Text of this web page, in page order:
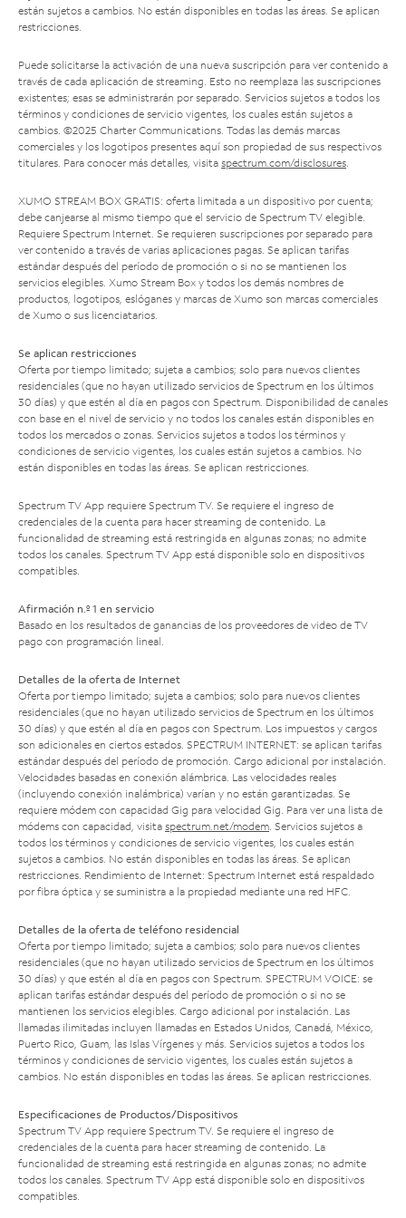
están sujetos a cambios. No están disponibles en todas las áreas. Se aplican
restricciones.
Puede solicitarse la activación de una nueva suscripción para ver contenido a
través de cada aplicación de streaming. Esto no reemplaza las suscripciones
existentes; esas se administrarán por separado. Servicios sujetos a todos los
términos y condiciones de servicio vigentes, los cuales están sujetos a
cambios. ©2025 Charter Communications. Todas las demás marcas
comerciales y los logotipos presentes aquí son propiedad de sus respectivos
titulares. Para conocer más detalles, visita spectrum.com/disclosures.
XUMO STREAM BOX GRATIS: oferta limitada a un dispositivo por cuenta;
debe canjearse al mismo tiempo que el servicio de Spectrum TV elegible.
Requiere Spectrum Internet. Se requieren suscripciones por separado para
ver contenido a través de varias aplicaciones pagas. Se aplican tarifas
estándar después del período de promoción o si no se mantienen los
servicios elegibles. Xumo Stream Box y todos los demás nombres de
productos, logotipos, eslóganes y marcas de Xumo son marcas comerciales
de Xumo o sus licenciatarios.
Se aplican restricciones
Oferta por tiempo limitado; sujeta a cambios; solo para nuevos clientes
residenciales (que no hayan utilizado servicios de Spectrum en los últimos
30 días) y que estén al día en pagos con Spectrum. Disponibilidad de canales
con base en el nivel de servicio y no todos los canales están disponibles en
todos los mercados o zonas. Servicios sujetos a todos los términos y
condiciones de servicio vigentes, los cuales están sujetos a cambios. No
están disponibles en todas las áreas. Se aplican restricciones.
Spectrum TV App requiere Spectrum TV. Se requiere el ingreso de
credenciales de la cuenta para hacer streaming de contenido. La
funcionalidad de streaming está restringida en algunas zonas; no admite
todos los canales. Spectrum TV App está disponible solo en dispositivos
compatibles.
Afirmación n.º 1 en servicio
Basado en los resultados de ganancias de los proveedores de video de TV
pago con programación lineal.
Detalles de la oferta de Internet
Oferta por tiempo limitado; sujeta a cambios; solo para nuevos clientes
residenciales (que no hayan utilizado servicios de Spectrum en los últimos
30 días) y que estén al día en pagos con Spectrum. Los impuestos y cargos
son adicionales en ciertos estados. SPECTRUM INTERNET: se aplican tarifas
estándar después del período de promoción. Cargo adicional por instalación.
Velocidades basadas en conexión alámbrica. Las velocidades reales
(incluyendo conexión inalámbrica) varían y no están garantizadas. Se
requiere módem con capacidad Gig para velocidad Gig. Para ver una lista de
módems con capacidad, visita spectrum.net/modem. Servicios sujetos a
todos los términos y condiciones de servicio vigentes, los cuales están
sujetos a cambios. No están disponibles en todas las áreas. Se aplican
restricciones. Rendimiento de Internet: Spectrum Internet está respaldado
por fibra óptica y se suministra a la propiedad mediante una red HFC.
Detalles de la oferta de teléfono residencial
Oferta por tiempo limitado; sujeta a cambios; solo para nuevos clientes
residenciales (que no hayan utilizado servicios de Spectrum en los últimos
30 días) y que estén al día en pagos con Spectrum. SPECTRUM VOICE: se
aplican tarifas estándar después del período de promoción o si no se
mantienen los servicios elegibles. Cargo adicional por instalación. Las
llamadas ilimitadas incluyen llamadas en Estados Unidos, Canadá, México,
Puerto Rico, Guam, las Islas Vírgenes y más. Servicios sujetos a todos los
términos y condiciones de servicio vigentes, los cuales están sujetos a
cambios. No están disponibles en todas las áreas. Se aplican restricciones.
Especificaciones de Productos/Dispositivos
Spectrum TV App requiere Spectrum TV. Se requiere el ingreso de
credenciales de la cuenta para hacer streaming de contenido. La
funcionalidad de streaming está restringida en algunas zonas; no admite
todos los canales. Spectrum TV App está disponible solo en dispositivos
compatibles.